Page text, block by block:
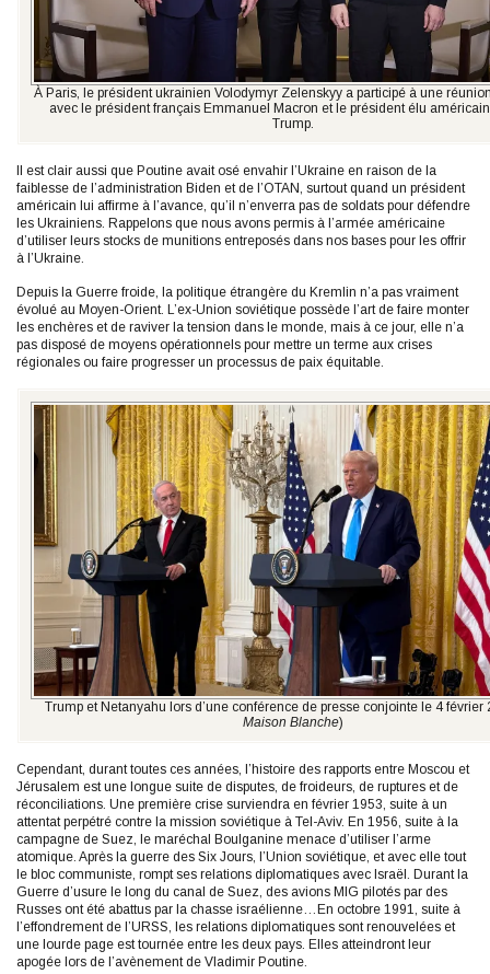
À Paris, le président ukrainien Volodymyr Zelenskyy a participé à une
avec le président français Emmanuel Macron et le président élu
Trump.
Il est clair aussi que Poutine avait osé envahir l’Ukraine en raison de la
faiblesse de l’administration Biden et de l’OTAN, surtout quand un président
américain lui affirme à l’avance, qu’il n’enverra pas de soldats pour défendre
les Ukrainiens. Rappelons que nous avons permis à l’armée américaine
d’utiliser leurs stocks de munitions entreposés dans nos bases pour les offrir
à l’Ukraine.
Depuis la Guerre froide, la politique étrangère du Kremlin n’a pas vraiment
évolué au Moyen-Orient. L’ex-Union soviétique possède l’art de faire monter
les enchères et de raviver la tension dans le monde, mais à ce jour, elle n’a
pas disposé de moyens opérationnels pour mettre un terme aux crises
régionales ou faire progresser un processus de paix équitable.
Trump et Netanyahu lors d’une conférence de presse conjointe le 4 février
Maison Blanche)
Cependant, durant toutes ces années, l’histoire des rapports entre Moscou et
Jérusalem est une longue suite de disputes, de froideurs, de ruptures et de
réconciliations. Une première crise surviendra en février 1953, suite à un
attentat perpétré contre la mission soviétique à Tel-Aviv. En 1956, suite à la
campagne de Suez, le maréchal Boulganine menace d’utiliser l’arme
atomique. Après la guerre des Six Jours, l’Union soviétique, et avec elle tout
le bloc communiste, rompt ses relations diplomatiques avec Israël. Durant la
Guerre d’usure le long du canal de Suez, des avions MIG pilotés par des
Russes ont été abattus par la chasse israélienne…En octobre 1991, suite à
l’effondrement de l’URSS, les relations diplomatiques sont renouvelées et
une lourde page est tournée entre les deux pays. Elles atteindront leur
apogée lors de l’avènement de Vladimir Poutine.